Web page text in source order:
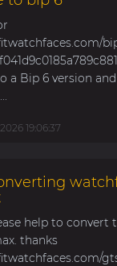
a Bip 6 version
19:06:37
help to convert
thanks